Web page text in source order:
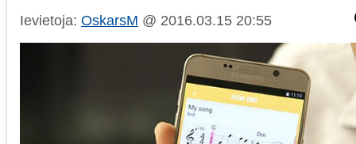
Ievietoja: OskarsM @ 2016.03.15 20:55